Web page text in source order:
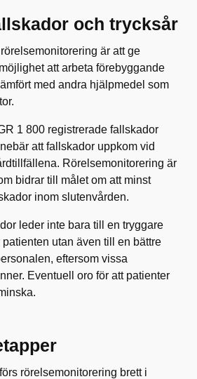
och trycksår
är att ge
att arbeta förebyggande
med andra hjälpmedel som
1 800 registrerade fallskador
att fallskador uppkom vid
Rörelsemonitorering är
bidrar till målet om att minst
inom slutenvården.
leder inte bara till en tryggare
utan även till en bättre
eftersom vissa
Eventuell oro för att patienter
rörelsemonitorering brett i